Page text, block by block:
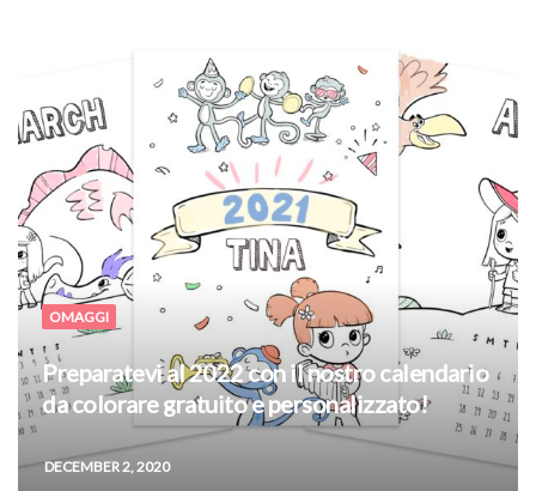
OMAGGI
Preparatevi al 2022 con il nostro calendario
da colorare gratuito e personalizzato!
DECEMBER 2, 2020